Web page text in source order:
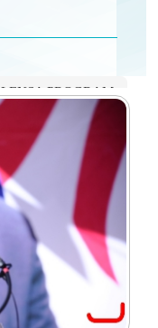
LENSA PROGRAM